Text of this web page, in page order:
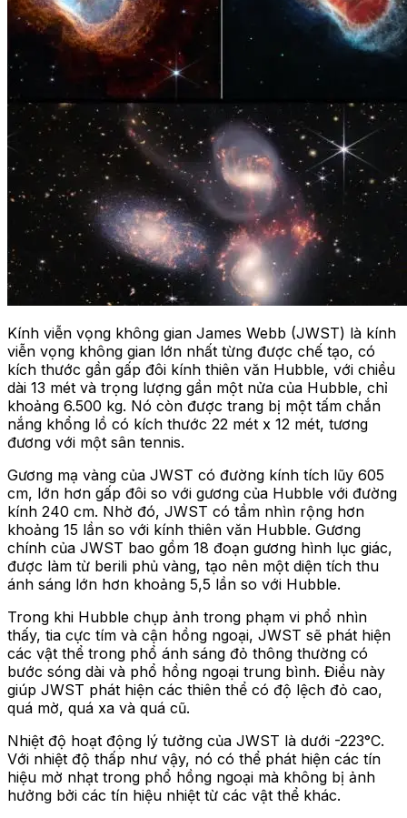
Kính viễn vọng không gian James Webb (JWST) là kính
viễn vọng không gian lớn nhất từng được chế tạo, có
kích thước gần gấp đôi kính thiên văn Hubble, với chiều
dài 13 mét và trọng lượng gần một nửa của Hubble, chỉ
khoảng 6.500 kg. Nó còn được trang bị một tấm chắn
nắng khổng lồ có kích thước 22 mét x 12 mét, tương
đương với một sân tennis.
Gương mạ vàng của JWST có đường kính tích lũy 605
cm, lớn hơn gấp đôi so với gương của Hubble với đường
kính 240 cm. Nhờ đó, JWST có tầm nhìn rộng hơn
khoảng 15 lần so với kính thiên văn Hubble. Gương
chính của JWST bao gồm 18 đoạn gương hình lục giác,
được làm từ berili phủ vàng, tạo nên một diện tích thu
ánh sáng lớn hơn khoảng 5,5 lần so với Hubble.
Trong khi Hubble chụp ảnh trong phạm vi phổ nhìn
thấy, tia cực tím và cận hồng ngoại, JWST sẽ phát hiện
các vật thể trong phổ ánh sáng đỏ thông thường có
bước sóng dài và phổ hồng ngoại trung bình. Điều này
giúp JWST phát hiện các thiên thể có độ lệch đỏ cao,
quá mờ, quá xa và quá cũ.
Nhiệt độ hoạt động lý tưởng của JWST là dưới -223°C.
Với nhiệt độ thấp như vậy, nó có thể phát hiện các tín
hiệu mờ nhạt trong phổ hồng ngoại mà không bị ảnh
hưởng bởi các tín hiệu nhiệt từ các vật thể khác.